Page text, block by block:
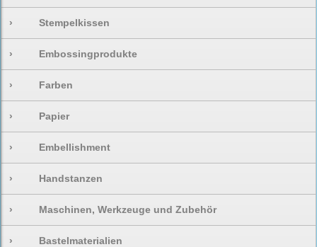
› Stempelkissen
› Embossingprodukte
› Farben
› Papier
› Embellishment
› Handstanzen
› Maschinen, Werkzeuge und Zubehör
› Bastelmaterialien